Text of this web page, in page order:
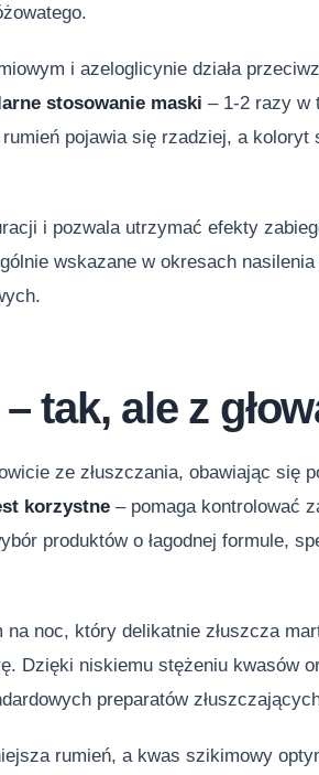
i azeloglicynie działa
stosowanie maski – 1-2 razy w
pojawia się rzadziej, a koloryt
i pozwala utrzymać efekty
wskazane w okresach nasilenia
tak, ale z
ze złuszczania, obawiając się
korzystne – pomaga kontrolować
produktów o łagodnej formule,
na noc, który delikatnie złuszcza
Dzięki niskiemu stężeniu kwasów
preparatów
rumień, a kwas szikimowy